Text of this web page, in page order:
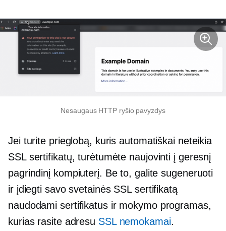
Nesaugaus HTTP ryšio pavyzdys
Jei turite prieglobą, kuris automatiškai neteikia
SSL sertifikatų, turėtumėte naujovinti į geresnį
pagrindinį kompiuterį. Be to, galite sugeneruoti
ir įdiegti savo svetainės SSL sertifikatą
naudodami sertifikatus ir mokymo programas,
kurias rasite adresu SSL nemokamai.